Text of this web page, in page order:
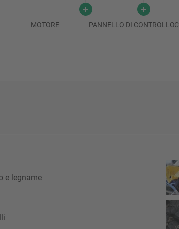
MOTORE PANNELLO DI CONTROLLO
e legname